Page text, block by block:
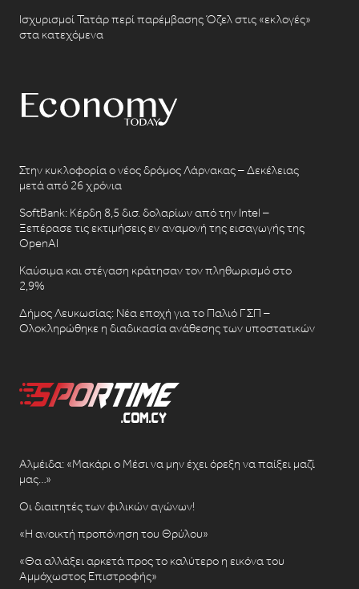
Ισχυρισμοί Τατάρ περί παρέμβασης Όζελ στις «εκλογές»
στα κατεχόμενα
Στην κυκλοφορία ο νέος δρόμος Λάρνακας – Δεκέλειας
μετά από 26 χρόνια
SoftBank: Κέρδη 8,5 δισ. δολαρίων από την Intel –
Ξεπέρασε τις εκτιμήσεις εν αναμονή της εισαγωγής της
OpenAI
Καύσιμα και στέγαση κράτησαν τον πληθωρισμό στο
2,9%
Δήμος Λευκωσίας: Νέα εποχή για το Παλιό ΓΣΠ –
Ολοκληρώθηκε η διαδικασία ανάθεσης των υποστατικών
Αλμέιδα: «Μακάρι ο Μέσι να μην έχει όρεξη να παίξει μαζί
μας…»
Οι διαιτητές των φιλικών αγώνων!
«Η ανοικτή προπόνηση του Θρύλου»
«Θα αλλάξει αρκετά προς το καλύτερο η εικόνα του
Αμμόχωστος Επιστροφής»